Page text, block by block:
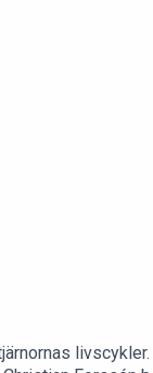
livscykler.